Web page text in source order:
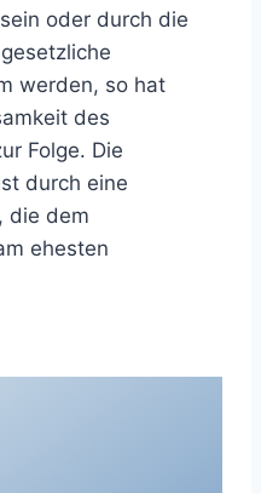
oder durch die
werden, so hat
des
Folge. Die
durch eine
die dem
ehesten